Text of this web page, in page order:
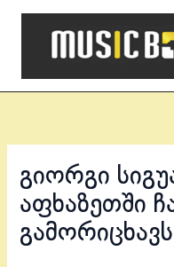
Skip
გიორგი
აფხაზეთში
გამორიცხავს